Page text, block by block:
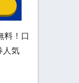
料！口
人気